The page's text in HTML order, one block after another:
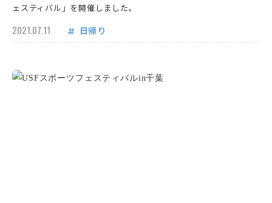
ェスティバル」を開催しました。
2021.07.11 日帰り